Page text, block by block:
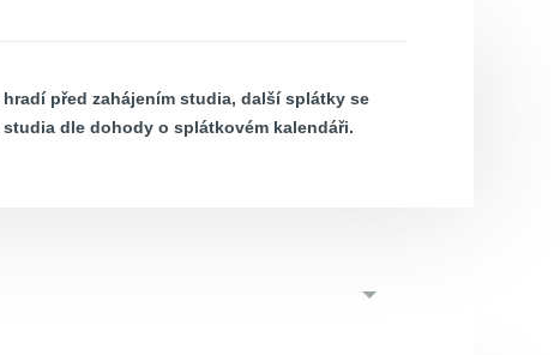
před zahájením studia, další splátky se
dle dohody o splátkovém kalendáři.